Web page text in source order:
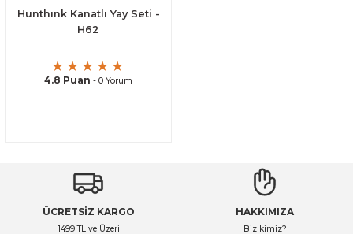
Hunthınk Kanatlı Yay Seti -
H62
4.8 Puan - 0 Yorum
ÜCRETSİZ KARGO
1499 TL ve Üzeri
HAKKIMIZA
Biz kimiz?